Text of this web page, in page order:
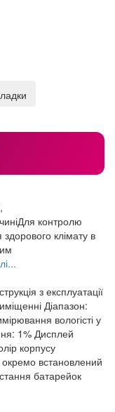
контролю
клімату в
з експлуатації
Діапазон:
вологісті у
1% Дисплей
корпусу
встановлений
батарейок